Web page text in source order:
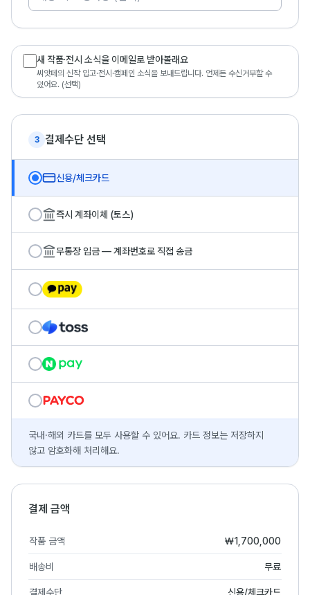
새 작품·전시 소식을 이메일로 받아볼래요
씨앗페의 신작 입고·전시·캠페인 소식을 보내드립니다. 언제든 수신거부할 수
있어요. (선택)
3 결제수단 선택
신용/체크카드
즉시 계좌이체 (토스)
무통장 입금 — 계좌번호로 직접 송금
국내·해외 카드를 모두 사용할 수 있어요. 카드 정보는 저장하지
않고 암호화해 처리해요.
결제 금액
작품 금액 ₩1,700,000
배송비 무료
결제수단 신용/체크카드